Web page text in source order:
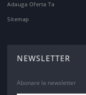
Adauga Oferta Ta
Sitemap
NEWSLETTER
Abonare la newsletter